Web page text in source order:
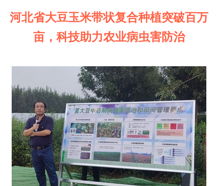
河北省大豆玉米带状复合种植突破百万
亩，科技助力农业病虫害防治